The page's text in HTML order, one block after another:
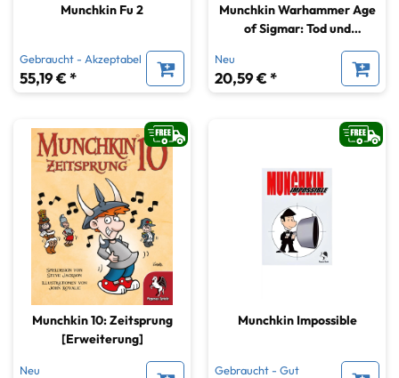
Munchkin Fu 2
Gebraucht - Akzeptabel
55,19 € *
Munchkin Warhammer Age
of Sigmar: Tod und
Zerstörung [Erweiterung]
Neu
20,59 € *
Munchkin 10: Zeitsprung
[Erweiterung]
Neu
Munchkin Impossible
Gebraucht - Gut